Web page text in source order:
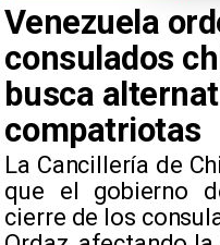
Venezuela
consulados
busca
compatriotas
​La Cancillería de
que el gobierno
cierre de los